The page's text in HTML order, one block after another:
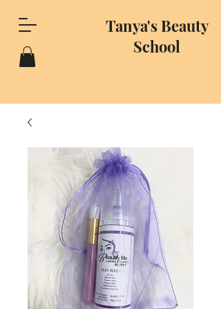
Tanya's Beauty
School